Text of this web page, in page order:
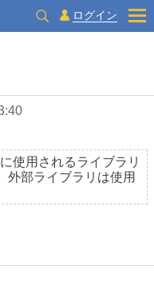
ログイン
使用されるライブラリ
外部ライブラリは使用